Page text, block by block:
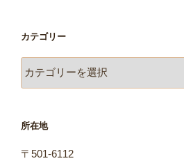
カテゴリー
テ
ー
所在地
〒501-6112